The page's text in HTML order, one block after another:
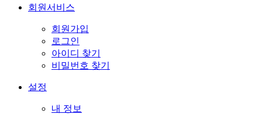
회원서비스
회원가입
로그인
아이디 찾기
비밀번호 찾기
설정
내 정보